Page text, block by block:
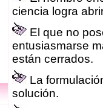
ciencia logra
El que no
entusiasmarse
están cerrados.
La
solución.